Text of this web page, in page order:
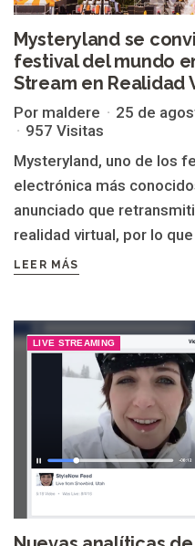
Mysteryland se
festival del mundo
Stream en Realidad
Por maldere
25 de
957 Visitas
Mysteryland, uno de los
electrónica más
anunciado que
realidad virtual, por lo que
LEER MÁS
LIVE STREAMING